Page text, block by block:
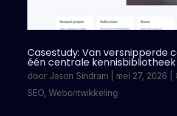
Casestudy: Van versnipperde
één centrale kennisbibliotheek
door Jason Sindram mei 27, 2026
SEO, Webontwikkeling